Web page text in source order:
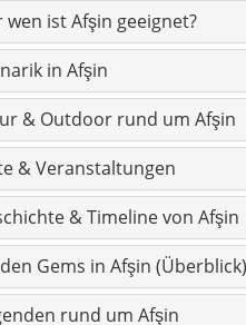
wen ist Afşin geeignet?
in Afşin
& Outdoor rund um Afşin
& Veranstaltungen
& Timeline von Afşin
Gems in Afşin (Überblick)
rund um Afşin